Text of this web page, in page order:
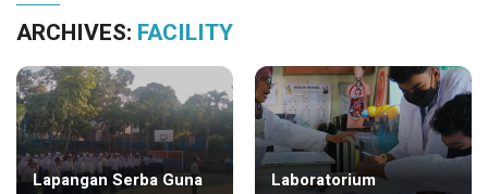
ARCHIVES: FACILITY
Lapangan Serba Guna Laboratorium